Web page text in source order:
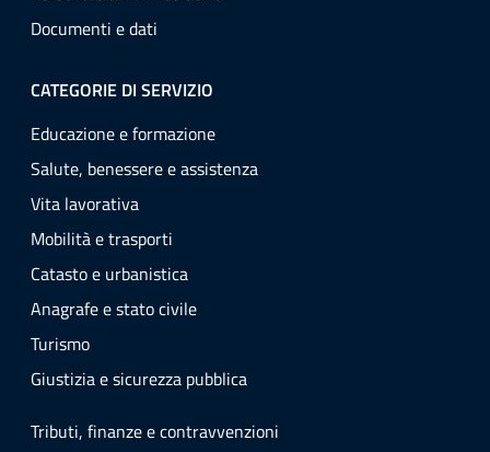
Documenti e dati
CATEGORIE DI SERVIZIO
Educazione e formazione
Salute, benessere e assistenza
Vita lavorativa
Mobilità e trasporti
Catasto e urbanistica
Anagrafe e stato civile
Turismo
Giustizia e sicurezza pubblica
Tributi, finanze e contravvenzioni